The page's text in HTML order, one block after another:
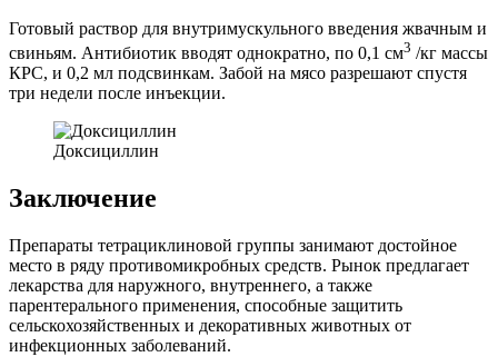
Готовый раствор для внутримускульного введения жвачным и
свиньям. Антибиотик вводят однократно, по 0,1 см3 /кг массы
КРС, и 0,2 мл подсвинкам. Забой на мясо разрешают спустя
три недели после инъекции.
Доксициллин
Заключение
Препараты тетрациклиновой группы занимают достойное
место в ряду противомикробных средств. Рынок предлагает
лекарства для наружного, внутреннего, а также
парентерального применения, способные защитить
сельскохозяйственных и декоративных животных от
инфекционных заболеваний.